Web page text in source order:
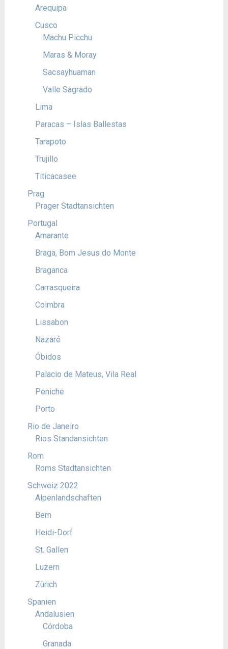
Arequipa
Cusco
Machu Picchu
Maras & Moray
Sacsayhuaman
Valle Sagrado
Lima
Paracas – Islas Ballestas
Tarapoto
Trujillo
Titicacasee
Prag
Prager Stadtansichten
Portugal
Amarante
Braga, Bom Jesus do Monte
Braganca
Carrasqueira
Coimbra
Lissabon
Nazaré
Óbidos
Palacio de Mateus, Vila Real
Peniche
Porto
Rio de Janeiro
Rios Standansichten
Rom
Roms Stadtansichten
Schweiz 2022
Alpenlandschaften
Bern
Heidi-Dorf
St. Gallen
Luzern
Zürich
Spanien
Andalusien
Córdoba
Granada